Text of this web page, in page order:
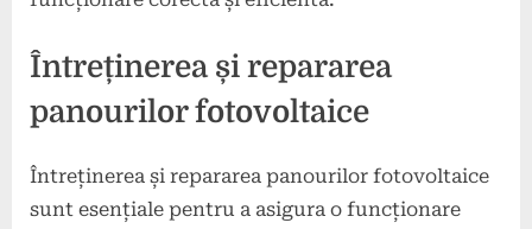
Întreținerea și repararea
panourilor fotovoltaice
Întreținerea și repararea panourilor fotovoltaice
sunt esențiale pentru a asigura o funcționare